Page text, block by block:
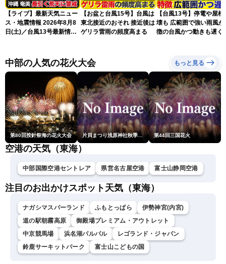
【ライブ】最新天気ニュー
ス・地震情報 2026年8月8
日(土)／台風13号最新情
フタヌーン・山岸愛梨／芳
野達郎〉
【お盆と台風15号】台風は
東北接近のおそれ 接近後は
ゲリラ雷雨の頻度高まる
【台風13号】停電や屋根
壊も 広範囲で強い雨風が
徴の台風かつ動きも遅く
中部の人気の花火大会 もっと見る
第80回按針祭海の花火大会 片貝まつり浅原神社秋季例大祭奉納大煙火 第44回三国花火
空港の天気（東海）
中部国際空港セントレア 県営名古屋空港 富士山静岡空港
注目のお出かけスポット天気（東海）
ナガシマスパーランド ふもとっぱら
伊勢神宮(内宮)
道の駅朝霧高原
御殿場プレミアム・アウトレット
中京競馬場
浜名湖パルパル
レゴランド・ジャパン
鈴鹿サーキットパーク
富士山こどもの国